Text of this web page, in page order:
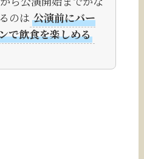
のは 公演前にバー
で飲食を楽しめる